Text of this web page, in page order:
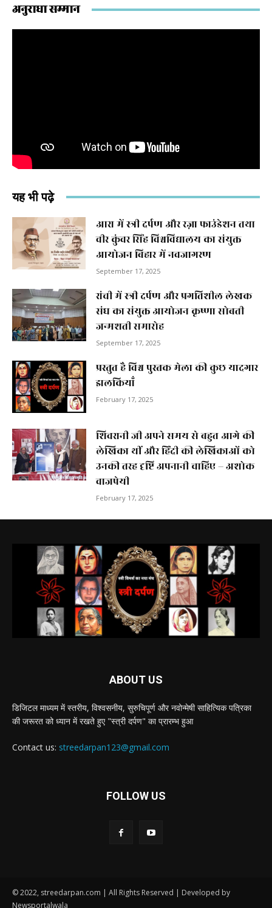
अनुराधा सम्मान
यह भी पढ़े
आरा में स्त्री दर्पण और रज़ा फाउंडेशन तथा
वीर कुंवर सिंह विश्वविद्यालय का संयुक्त
आयोजन बिहार में नवजागरण
September 17, 2025
रांची में स्त्री दर्पण और प्रगतिशील लेखक
संघ का संयुक्त आयोजन कृष्णा सोबती
जन्मशती समारोह
September 17, 2025
प्रस्तुत है विश्व पुस्तक मेला की कुछ यादगार
झलकियाॅं
February 17, 2025
शिवरानी जी अपने समय से बहुत आगे की
लेखिका थीं और हिंदी की लेखिकाओं को
उनकी तरह दृष्टि अपनानी चाहिए – अशोक
वाजपेयी
February 17, 2025
ABOUT US
डिजिटल माध्यम में स्तरीय, विश्वसनीय, सुरुचिपूर्ण और नवोन्मेषी साहित्यिक पत्रिका
की जरूरत को ध्यान में रखते हुए "स्त्री दर्पण" का प्रारम्भ हुआ
Contact us: streedarpan123@gmail.com
FOLLOW US
© 2022, streedarpan.com | All Rights Reserved | Developed by
Newsportalwala